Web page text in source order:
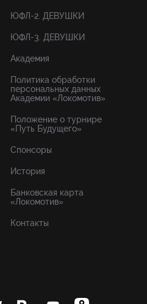
ЮФЛ-2. ДЕВУШКИ
ЮФЛ-3. ДЕВУШКИ
Академия
Политика обработки
персональных данных
Академии «Локомотив»
Положение о турнире
«Путь Будущего»
Спонсоры
История
Банковская карта
«Локомотив»
Контакты